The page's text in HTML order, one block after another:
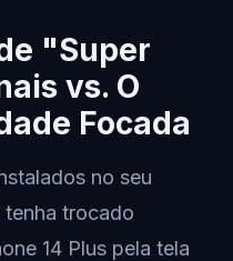
"Super
vs. O
Focada
no seu
trocado
14 Plus pela tela